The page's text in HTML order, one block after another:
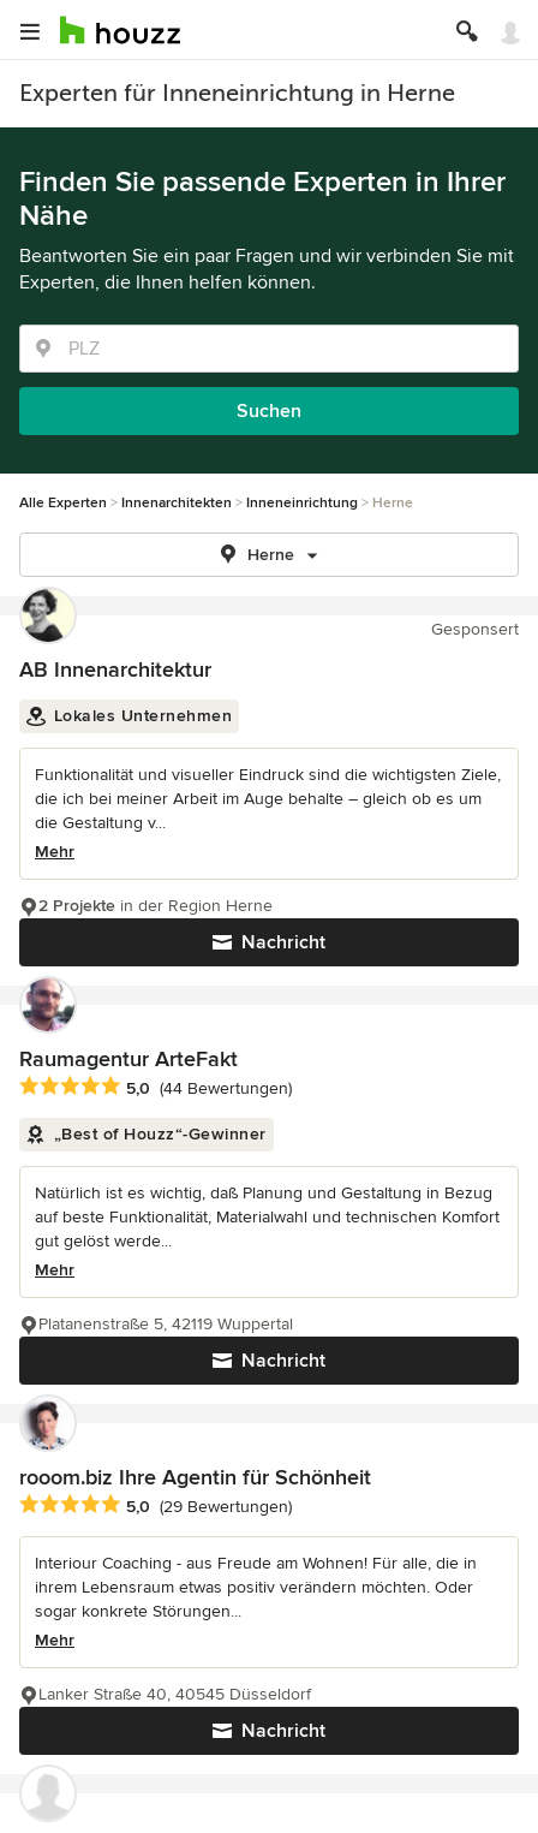
Experten für Inneneinrichtung in Herne
Finden Sie passende Experten in Ihrer
Nähe
Beantworten Sie ein paar Fragen und wir verbinden Sie mit
Experten, die Ihnen helfen können.
Suchen
Alle Experten Innenarchitekten Inneneinrichtung Herne
Herne
Gesponsert
AB Innenarchitektur
Lokales Unternehmen
Funktionalität und visueller Eindruck sind die wichtigsten Ziele,
die ich bei meiner Arbeit im Auge behalte – gleich ob es um
die Gestaltung v...
Mehr
Nachricht
2 Projekte in der Region Herne
Raumagentur ArteFakt
Durchschnittliche Bewertung: 5 von 5 Sternen
5,0 (44 Bewertungen)
„Best of Houzz“-Gewinner
Natürlich ist es wichtig, daß Planung und Gestaltung in Bezug
auf beste Funktionalität, Materialwahl und technischen Komfort
gut gelöst werde...
Mehr
Nachricht
Platanenstraße 5, 42119 Wuppertal
rooom.biz Ihre Agentin für Schönheit
Durchschnittliche Bewertung: 5 von 5 Sternen
5,0 (29 Bewertungen)
Interiour Coaching - aus Freude am Wohnen! Für alle, die in
ihrem Lebensraum etwas positiv verändern möchten. Oder
sogar konkrete Störungen...
Mehr
Nachricht
Lanker Straße 40, 40545 Düsseldorf